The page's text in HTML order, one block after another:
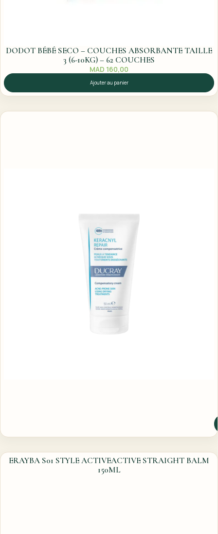
DODOT BÉBÉ SECO – COUCHES ABSORBANTE TAILLE
3 (6-10KG) – 62 COUCHES
MAD 160,00
Ajouter au panier
ERAYBA S01 STYLE ACTIVEACTIVE STRAIGHT BALM
150ML